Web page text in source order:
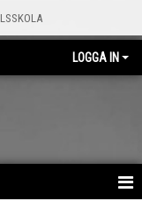
LOGGA IN